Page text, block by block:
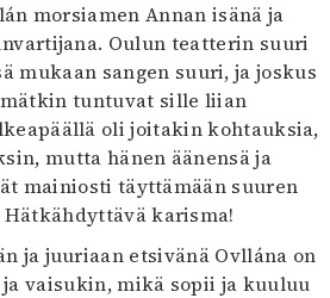
morsiamen Annan isänä ja
Oulun teatterin suuri
mukaan sangen suuri, ja joskus
tuntuvat sille liian
oli joitakin kohtauksia,
mutta hänen äänensä ja
mainiosti täyttämään suuren
karisma!
ja juuriaan etsivänä Ovllána on
vaisukin, mikä sopii ja kuuluu